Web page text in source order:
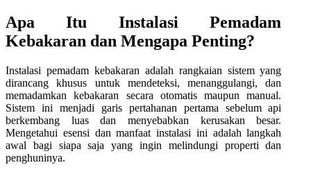
Apa Itu Instalasi Pemadam
Kebakaran dan Mengapa Penting?
Instalasi pemadam kebakaran adalah rangkaian sistem yang
dirancang khusus untuk mendeteksi, menanggulangi, dan
memadamkan kebakaran secara otomatis maupun manual.
Sistem ini menjadi garis pertahanan pertama sebelum api
berkembang luas dan menyebabkan kerusakan besar.
Mengetahui esensi dan manfaat instalasi ini adalah langkah
awal bagi siapa saja yang ingin melindungi properti dan
penghuninya.